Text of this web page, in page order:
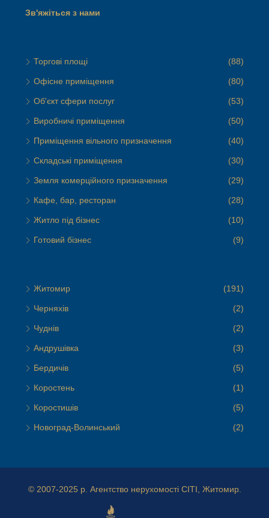
Зв'яжіться з нами
Торгові площі (88)
Офісне приміщення (80)
Об'єкт сфери послуг (53)
Виробничі приміщення (50)
Приміщення вільного призначення (40)
Складські приміщення (30)
Земля комерційного призначення (29)
Кафе, бар, ресторан (28)
Житло під бізнес (10)
Готовий бізнес (9)
Житомир (191)
Черняхів (2)
Чуднів (2)
Андрушівка (3)
Бердичів (5)
Коростень (1)
Коростишів (5)
Новоград-Волинський (2)
© 2007-2025 р. Агентство нерухомості СІТІ, Житомир.